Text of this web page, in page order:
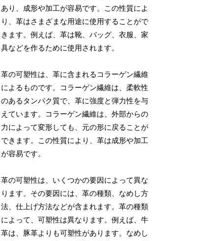
あり、成形や加工が容易です。この性質によ
り、革はさまざまな用途に使用することがで
きます。例えば、革は靴、バッグ、衣服、家
具などを作るために使用されます。
革の可塑性は、革に含まれるコラーゲン繊維
によるものです。コラーゲン繊維は、柔軟性
のあるタンパク質で、革に強度と弾力性を与
えています。コラーゲン繊維は、外部からの
力によって変形しても、元の形に戻ることが
できます。この性質により、革は成形や加工
が容易です。
革の可塑性は、いくつかの要因によって異な
ります。その要因には、革の種類、なめし方
法、仕上げ方法などが含まれます。革の種類
によって、可塑性は異なります。例えば、牛
革は、豚革よりも可塑性があります。なめし